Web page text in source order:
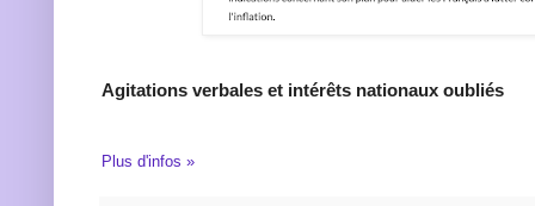
Agitations verbales et intérêts nationaux oubliés
Plus d'infos »